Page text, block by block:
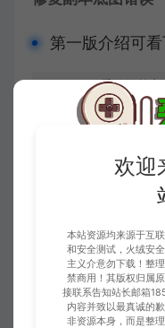
第一版介绍可
爱游网单
版 极致复
镶嵌 NPC
欢迎
本站资源均来源于互
和安全测试，火绒安
主义介意勿下载！整
禁商用！其版权归属
接联系告知站长邮箱
内容并致以最真诚的
非资源本身，而是整